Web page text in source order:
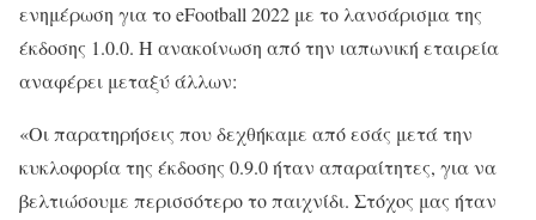
ενημέρωση για το eFootball 2022 με το λανσάρισμα της
έκδοσης 1.0.0. Η ανακοίνωση από την ιαπωνική εταιρεία
αναφέρει μεταξύ άλλων:
«Οι παρατηρήσεις που δεχθήκαμε από εσάς μετά την
κυκλοφορία της έκδοσης 0.9.0 ήταν απαραίτητες, για να
βελτιώσουμε περισσότερο το παιχνίδι. Στόχος μας ήταν